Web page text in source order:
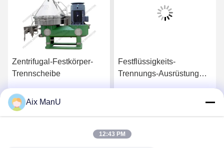
Zentrifugal-Festkörper-
Trennscheibe
Festflüssigkeits-
Trennungs-Ausrüstung
Aix ManU
12:43 PM